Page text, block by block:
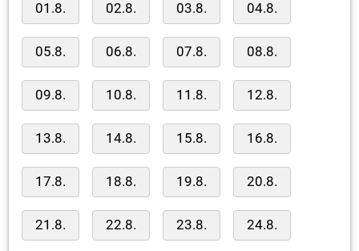
01.8. 02.8. 03.8. 04.8.
05.8. 06.8. 07.8. 08.8.
09.8. 10.8. 11.8. 12.8.
13.8. 14.8. 15.8. 16.8.
17.8. 18.8. 19.8. 20.8.
21.8. 22.8. 23.8. 24.8.